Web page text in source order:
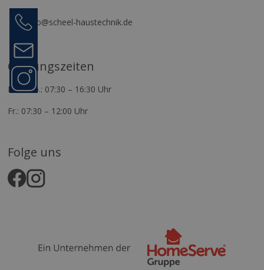
info@scheel-haustechnik.de
Öffnungszeiten
Mo.–Do.: 07:30 – 16:30 Uhr
Fr.: 07:30 – 12:00 Uhr
Folge uns
04821
Folge
uns